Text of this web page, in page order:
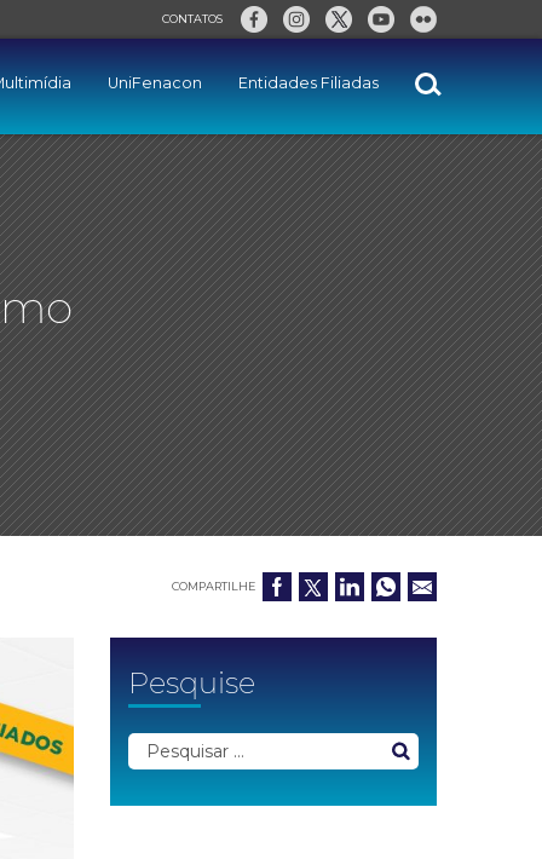
CONTATOS
UniFenacon Entidades Filiadas
COMPARTILHE
Pesquise